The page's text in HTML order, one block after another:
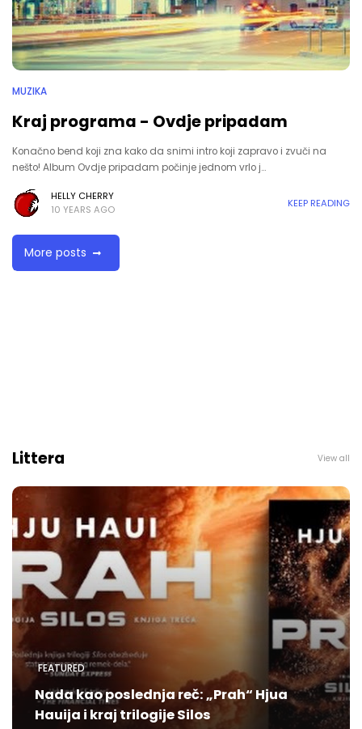
MUZIKA
Kraj programa - Ovdje pripadam
Konačno bend koji zna kako da snimi intro koji zapravo i zvuči na
nešto! Album Ovdje pripadam počinje jednom vrlo j…
HELLY CHERRY
10 YEARS AGO
KEEP READING
More posts
Littera View all
FEATURED
Nada kao poslednja reč: „Prah“ Hjua
Hauija i kraj trilogije Silos